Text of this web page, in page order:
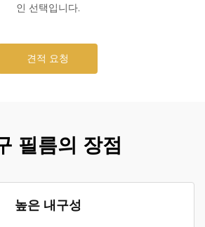
인 선택입니다.
견적 요청
필름의 장점
높은 내구성